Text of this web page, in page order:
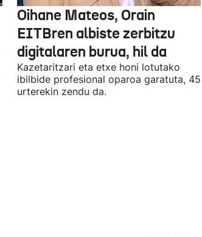
Oihane Mateos, Orain
EITBren albiste zerbitzu
digitalaren burua, hil da
Kazetaritzari eta etxe honi lotutako
ibilbide profesional oparoa garatuta, 45
urterekin zendu da.